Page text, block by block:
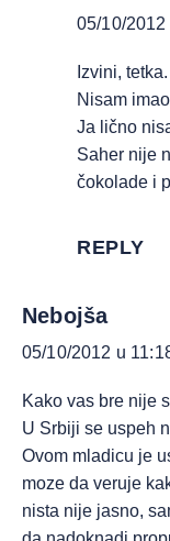
05/10/
Izvini, tetka.
Nisam
Ja lično
Saher nije
čokolade i
REPLY
Nebojša
05/10/2012 u
Kako vas bre nije
U Srbiji se uspeh
Ovom mladicu je
moze da veruje
nista nije jasno,